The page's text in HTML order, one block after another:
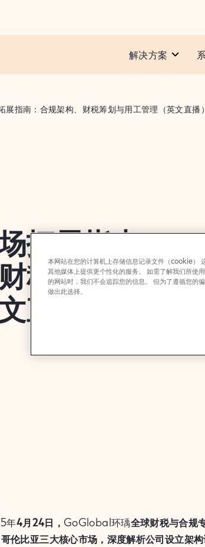
解决方案
展指南：合规架构、财税筹划与用工管理（英文直播）
拓展指南：
税筹划与用
直播）
年4月24日， GoGlobal环瑀全球财税与合
伦比亚三大核心市场，深度解析公司设立架
本网站在您的计算机上存储信息记录文件（cookie）
其他媒体上提供更个性化的服务。 如需了解我们所使
的网站时，我们不会追踪您的信息。 但为了遵循您的
做出此选择。